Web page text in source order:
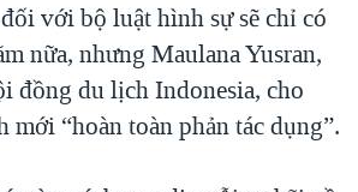
với bộ luật hình sự sẽ chỉ có
nữa, nhưng Maulana Yusran,
đồng du lịch Indonesia, cho
mới “hoàn toàn phản tác dụng”.